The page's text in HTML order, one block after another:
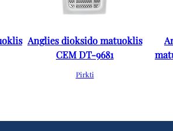
Anglies dioksido matuoklis
CEM DT-9681
Pirkti